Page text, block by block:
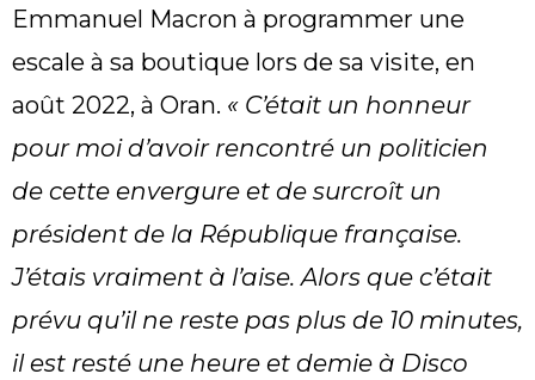
Emmanuel Macron à programmer une
escale à sa boutique lors de sa visite, en
août 2022, à Oran. « C’était un honneur
pour moi d’avoir rencontré un politicien
de cette envergure et de surcroît un
président de la République française.
J’étais vraiment à l’aise. Alors que c’était
prévu qu’il ne reste pas plus de 10 minutes,
il est resté une heure et demie à Disco